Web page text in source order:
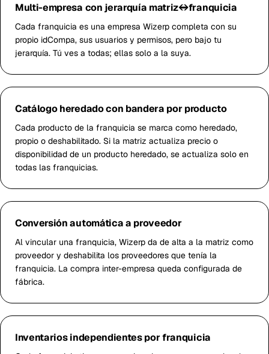
Multi-empresa con jerarquía matriz↔franquicia
Cada franquicia es una empresa Wizerp completa con su
propio idCompa, sus usuarios y permisos, pero bajo tu
jerarquía. Tú ves a todas; ellas solo a la suya.
Catálogo heredado con bandera por producto
Cada producto de la franquicia se marca como heredado,
propio o deshabilitado. Si la matriz actualiza precio o
disponibilidad de un producto heredado, se actualiza solo en
todas las franquicias.
Conversión automática a proveedor
Al vincular una franquicia, Wizerp da de alta a la matriz como
proveedor y deshabilita los proveedores que tenía la
franquicia. La compra inter-empresa queda configurada de
fábrica.
Inventarios independientes por franquicia